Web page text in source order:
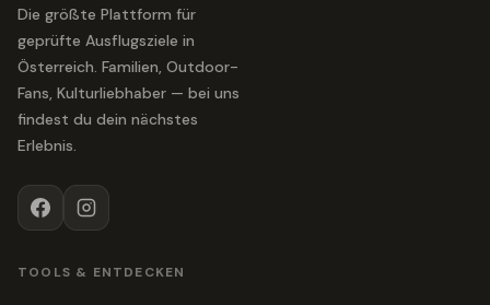
Die größte Plattform für
geprüfte Ausflugsziele in
Österreich. Familien, Outdoor-
Fans, Kulturliebhaber — bei uns
findest du dein nächstes
Erlebnis.
TOOLS & ENTDECKEN